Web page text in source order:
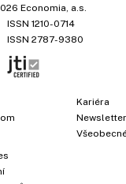
Economia, a.s.
ISSN 1210-0714
ISSN 2787-9380
Kariéra
Newsletter